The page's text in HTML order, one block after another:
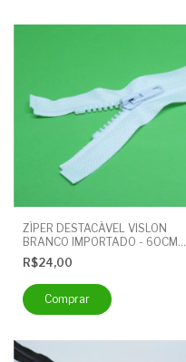
ZÍPER DESTACÁVEL VISLON
BRANCO IMPORTADO - 60CM -
PACOTE COM 10 UNIDADES
R$24,00